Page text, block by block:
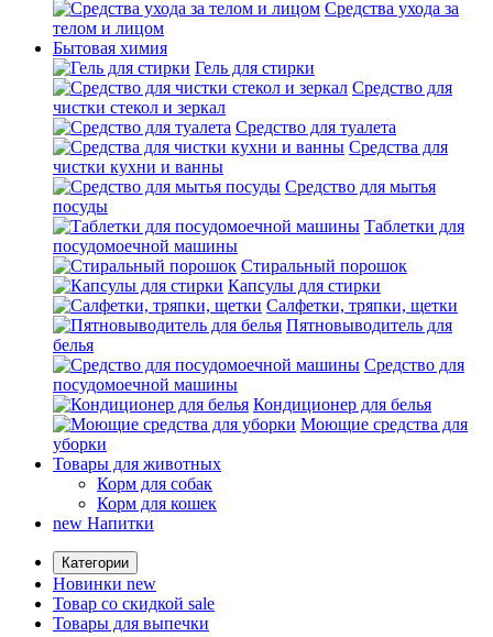
Средства ухода за
телом и лицом
Бытовая химия
Гель для стирки
Средство для
чистки стекол и зеркал
Средство для туалета
Средства для
чистки кухни и ванны
Средство для мытья
посуды
Таблетки для
посудомоечной машины
Стиральный порошок
Капсулы для стирки
Салфетки, тряпки, щетки
Пятновыводитель для
белья
Средство для
посудомоечной машины
Кондиционер для белья
Моющие средства для
уборки
Товары для животных
Корм для собак
Корм для кошек
new Напитки
Категории
Новинки new
Товар со скидкой sale
Товары для выпечки